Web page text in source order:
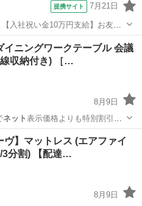
提携サイト 7月21日
入社祝い金10万円支給】お友達
日＆休出なしでプライベート充
◎自社正社員登用制度あり★1食
その他
ングワークテーブル 会議
ブル (配線収納付き) ［…
8月9日
ネット表示価格よりも特別割引を
フィス用家具
ットレス (エアファイ
3分割) 【配達…
8月9日